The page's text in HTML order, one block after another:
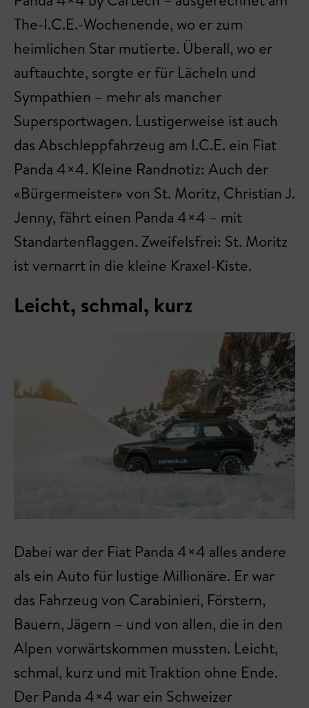
The-I.C.E.-Wochenende, wo er zum
heimlichen Star mutierte. Überall, wo er
auftauchte, sorgte er für Lächeln und
Sympathien – mehr als mancher
Supersportwagen. Lustigerweise ist auch
das Abschleppfahrzeug am I.C.E. ein Fiat
Panda 4×4. Kleine Randnotiz: Auch der
«Bürgermeister» von St. Moritz, Christian J.
Jenny, fährt einen Panda 4×4 – mit
Standartenflaggen. Zweifelsfrei: St. Moritz
ist vernarrt in die kleine Kraxel-Kiste.
Leicht, schmal, kurz
Dabei war der Fiat Panda 4×4 alles andere
als ein Auto für lustige Millionäre. Er war
das Fahrzeug von Carabinieri, Förstern,
Bauern, Jägern – und von allen, die in den
Alpen vorwärtskommen mussten. Leicht,
schmal, kurz und mit Traktion ohne Ende.
Der Panda 4×4 war ein Schweizer